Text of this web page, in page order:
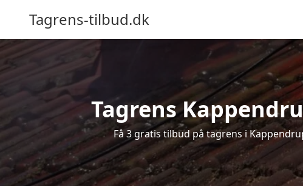
Tagrens-tilbud.dk
Tagrens
Få 3 gratis tilbud på tagrens i